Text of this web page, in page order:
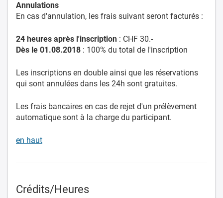
Annulations
En cas d'annulation, les frais suivant seront facturés :
24 heures après l'inscription : CHF 30.-
Dès le 01.08.2018 : 100% du total de l'inscription
Les inscriptions en double ainsi que les réservations
qui sont annulées dans les 24h sont gratuites.
Les frais bancaires en cas de rejet d'un prélèvement
automatique sont à la charge du participant.
en haut
Crédits/Heures